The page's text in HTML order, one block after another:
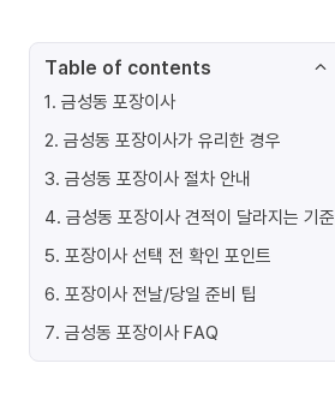
Table of contents
1. 금성동 포장이사
2. 금성동 포장이사가 유리한 경우
3. 금성동 포장이사 절차 안내
4. 금성동 포장이사 견적이 달라지는 기준
5. 포장이사 선택 전 확인 포인트
6. 포장이사 전날/당일 준비 팁
7. 금성동 포장이사 FAQ